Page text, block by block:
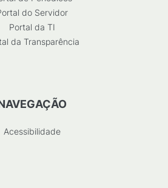
do Servidor
Portal da TI
da Transparência
Acessibilidade